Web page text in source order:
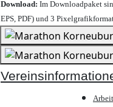
Download: Im Downloadpaket
EPS, PDF) und 3